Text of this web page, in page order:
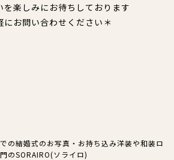
楽しみにお待ちしております
にお問い合わせください＊
の結婚式のお写真・お持ち込み洋装や和装ロ
のSORAIRO(ソライロ)